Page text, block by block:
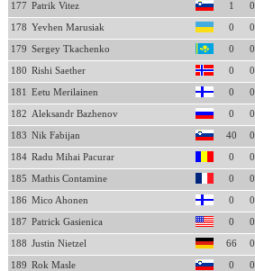
177 Patrik Vitez 1 0
178 Yevhen Marusiak 0 0
179 Sergey Tkachenko 0 0
180 Rishi Saether 0 0
181 Eetu Merilainen 0 0
182 Aleksandr Bazhenov 0 0
183 Nik Fabijan 40 0
184 Radu Mihai Pacurar 0 0
185 Mathis Contamine 0 0
186 Mico Ahonen 0 0
187 Patrick Gasienica 0 0
188 Justin Nietzel 66 0
189 Rok Masle 0 0